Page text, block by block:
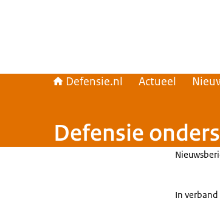
Defensie.nl Actueel
Defensie
In